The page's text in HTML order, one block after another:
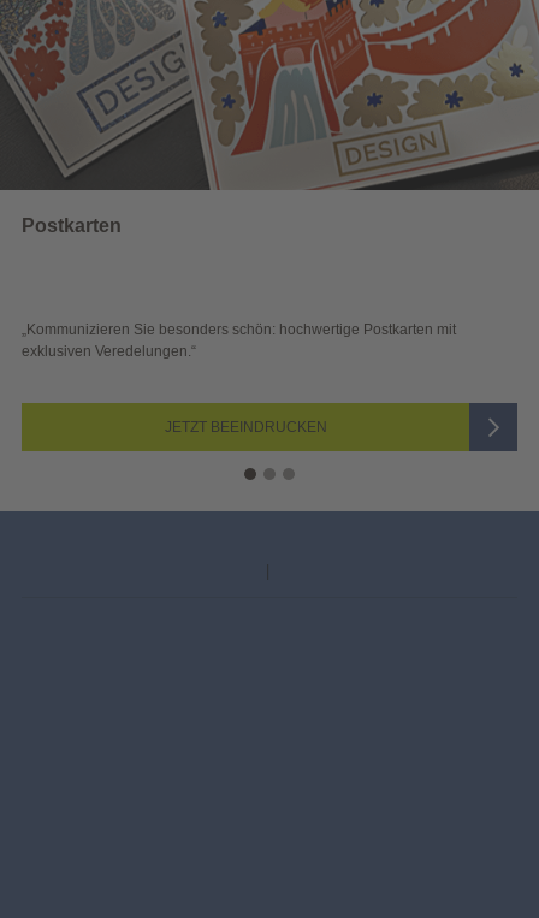
besonders schön: hochwertige Postkarten mit
JETZT BEEINDRUCKEN
„Sichtbar und